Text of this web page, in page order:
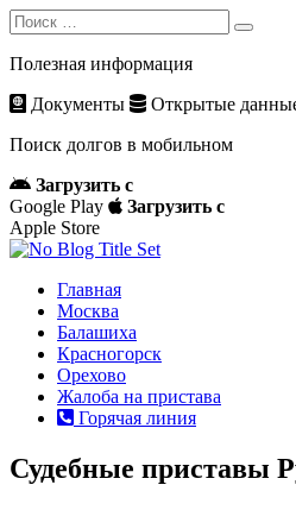
Search
for:
Search
Полезная информация
Документы
Открытые
Поиск долгов в мобильном
Загрузить с
Google Play
Загрузить с
Apple Store
Главная
Москва
Балашиха
Красногорск
Орехово
Жалоба на пристава
Горячая линия
Судебные приставы